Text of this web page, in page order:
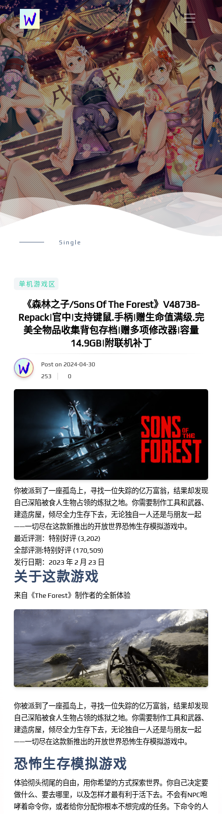
Single
单机游戏区
《森林之子/Sons Of The Forest》V48738-
Repack|官中|支持键鼠.手柄|赠生命值满级.完
美全物品收集背包存档|赠多项修改器|容量
14.9GB|附联机补丁
Post on 2024-04-30
253
0
你被派到了一座孤岛上，寻找一位失踪的亿万富翁，结果却发现
自己深陷被食人生物占领的炼狱之地。你需要制作工具和武器、
建造房屋，倾尽全力生存下去，无论独自一人还是与朋友一起
——一切尽在这款新推出的开放世界恐怖生存模拟游戏中。
最近评测：特别好评 (3,202)
全部评测:特别好评 (170,509)
发行日期：2023 年 2 月 23 日
关于这款游戏
来自《The Forest》制作者的全新体验
你被派到了一座孤岛上，寻找一位失踪的亿万富翁，结果却发现
自己深陷被食人生物占领的炼狱之地。你需要制作工具和武器、
建造房屋，倾尽全力生存下去，无论独自一人还是与朋友一起
——一切尽在这款新推出的开放世界恐怖生存模拟游戏中。
恐怖生存模拟游戏
体验彻头彻尾的自由，用你希望的方式探索世界。你自己决定要
做什么、要去哪里，以及怎样才最有利于活下去。不会有NPC咆
哮着命令你，或者给你分配你根本不想完成的任务。下命令的人